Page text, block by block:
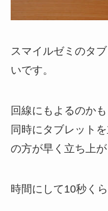
スマイルゼミのタ
いです。
回線にもよるのか
同時にタブレット
の方が早く立ち上が
時間にして10秒く